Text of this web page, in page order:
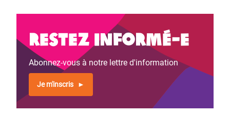
Restez informé-e
Abonnez-vous à notre lettre d'information
Je m'inscris